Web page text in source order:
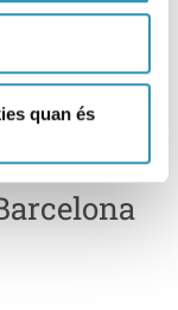
quan és